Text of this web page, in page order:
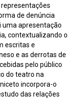
de denúncia
uma apresentação
contextualizando o
escritas e
e as derrotas de
pelo público
do teatro na
incorpora-o
das relações